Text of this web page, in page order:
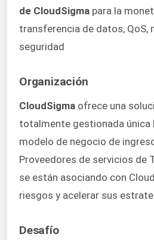
de CloudSigma para la
transferencia de datos, QoS,
seguridad
Organización
CloudSigma ofrece una
totalmente gestionada única
modelo de negocio de
Proveedores de servicios de
se están asociando con
riesgos y acelerar sus
Desafío